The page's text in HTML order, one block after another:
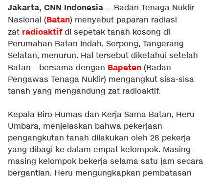
Jakarta, CNN Indonesia -- Badan Tenaga Nuklir
Nasional (Batan) menyebut paparan radiasi
zat radioaktifdi sepetak tanah kosong di
Perumahan Batan Indah, Serpong, Tangerang
Selatan, menurun. Hal tersebut diketahui setelah
Batan-- bersama dengan Bapeten (Badan
Pengawas Tenaga Nuklir) mengangkut sisa-sisa
tanah yang mengandung zat radioaktif.
Kepala Biro Humas dan Kerja Sama Batan, Heru
Umbara, menjelaskan bahwa pekerjaan
pengangkutan tanah dilakukan oleh 28 pekerja
yang dibagi ke dalam empat kelompok. Masing-
masing kelompok bekerja selama satu jam secara
bergantian. Heru mengungkapkan pembatasan